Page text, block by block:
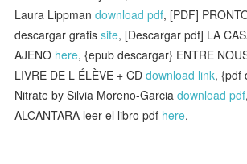
Laura Lippmandownload pdf, [PDF]
descargar gratissite, [Descargar pdf] LA
AJENO here, {epub descargar} ENTRE
LIVRE DE L ÉLÈVE + CDdownload link, {pdf
Nitrate by Silvia Moreno-Garciadownload pdf
ALCANTARA leer el libro pdf here,